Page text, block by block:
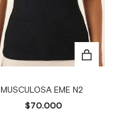
MUSCULOSA EME N2
$70.000